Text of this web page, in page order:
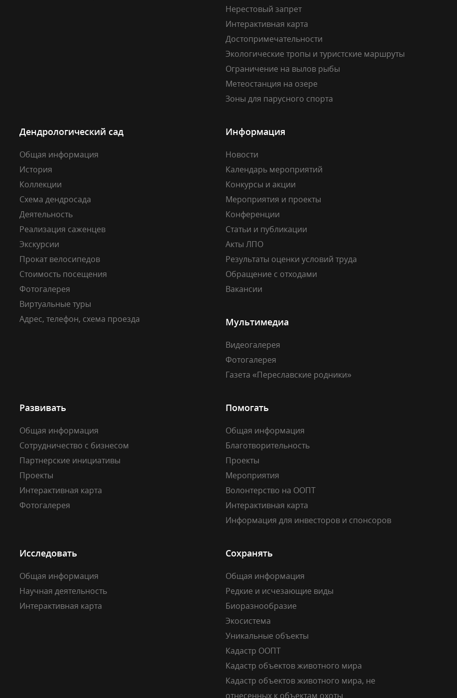
Нерестовый запрет
Интерактивная карта
Достопримечательности
Экологические тропы и туристские маршруты
Ограничение на вылов рыбы
Метеостанция на озере
Зоны для парусного спорта
Дендрологический сад
Общая информация
История
Коллекции
Схема дендросада
Деятельность
Реализация саженцев
Экскурсии
Прокат велосипедов
Стоимость посещения
Фотогалерея
Виртуальные туры
Адрес, телефон, схема проезда
Информация
Новости
Календарь мероприятий
Конкурсы и акции
Мероприятия и проекты
Конференции
Статьи и публикации
Акты ЛПО
Результаты оценки условий труда
Обращение с отходами
Вакансии
Мультимедиа
Видеогалерея
Фотогалерея
Газета «Переславские родники»
Развивать
Общая информация
Сотрудничество с бизнесом
Партнерские инициативы
Проекты
Интерактивная карта
Фотогалерея
Помогать
Общая информация
Благотворительность
Проекты
Мероприятия
Волонтерство на ООПТ
Интерактивная карта
Информация для инвесторов и спонсоров
Исследовать
Общая информация
Научная деятельность
Интерактивная карта
Сохранять
Общая информация
Редкие и исчезающие виды
Биоразнообразие
Экосистема
Уникальные объекты
Кадастр ООПТ
Кадастр объектов животного мира
Кадастр объектов животного мира, не
отнесенных к объектам охоты